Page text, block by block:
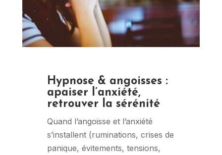
Hypnose & angoisses :
apaiser l’anxiété,
retrouver la sérénité
Quand l’angoisse et l’anxiété
s’installent (ruminations, crises de
panique, évitements, tensions,